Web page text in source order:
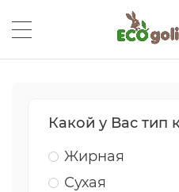
Какой у Вас тип
Жирная
Сухая